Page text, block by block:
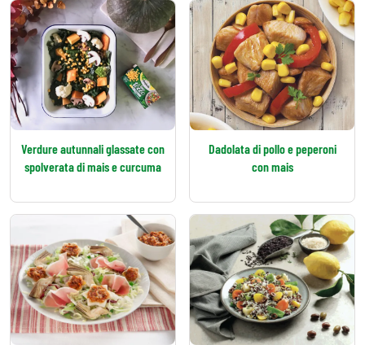
Verdure autunnali glassate con
spolverata di mais e curcuma
Dadolata di pollo e peperoni
con mais